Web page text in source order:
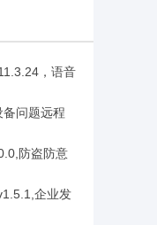
，语音
问题远程
防盗防意
企业发